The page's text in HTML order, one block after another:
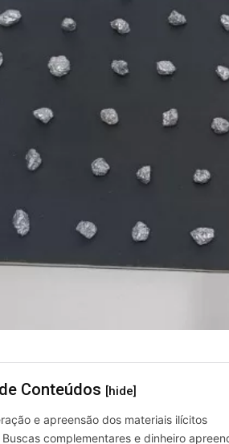
Conteúdos [hide]
e apreensão dos materiais ilícitos
Buscas complementares e dinheiro